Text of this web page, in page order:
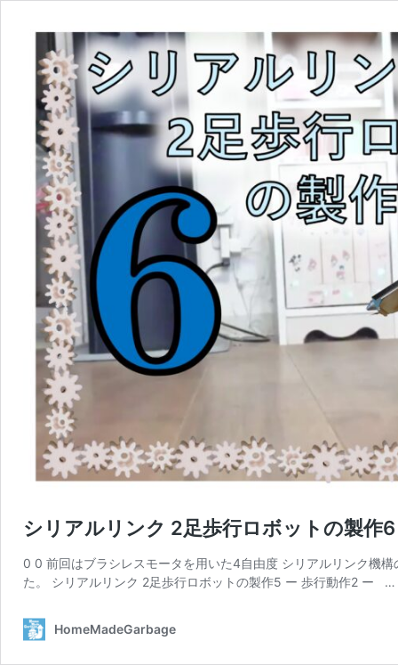
シリアルリンク 2足歩行ロボットの製作6
0 0 前回はブラシレスモータを用いた4自由度 シリアルリンク機
た。 シリアルリンク 2足歩行ロボットの製作5 ー 歩行動作2 ー …
HomeMadeGarbage